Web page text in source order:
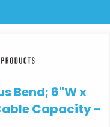
Bend; 6"W x
Capacity -